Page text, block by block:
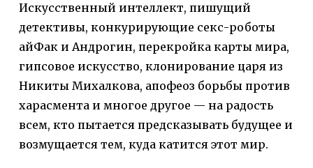
Искусственный интеллект, пишущий
детективы, конкурирующие секс-роботы
айФак и Андрогин, перекройка карты мира,
гипсовое искусство, клонирование царя из
Никиты Михалкова, апофеоз борьбы против
харасмента и многое другое — на радость
всем, кто пытается предсказывать будущее и
возмущается тем, куда катится этот мир.